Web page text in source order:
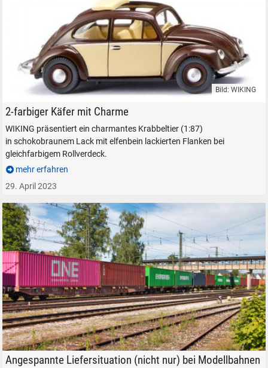
WIKING VW Volkswagen Käfer zweifarbig Faltdach H0
Bild: WIKING
2-farbiger Käfer mit Charme
WIKING präsentiert ein charmantes Krabbeltier (1:87)
in schokobraunem Lack mit elfenbein lackierten Flanken bei
gleichfarbigem Rollverdeck.
mehr erfahren
29. April 2023
Container-Zug in Freilassing, am 1. Juni 2021
Angespannte Liefersituation (nicht nur) bei Modellbahnen
Abbrechen